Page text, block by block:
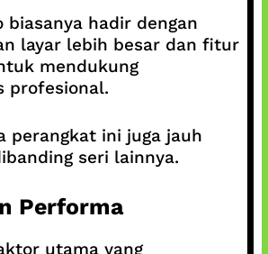
biasanya hadir dengan
layar lebih besar dan fitur
mendukung
profesional.
perangkat ini juga jauh
seri lainnya.
Performa
utama yang